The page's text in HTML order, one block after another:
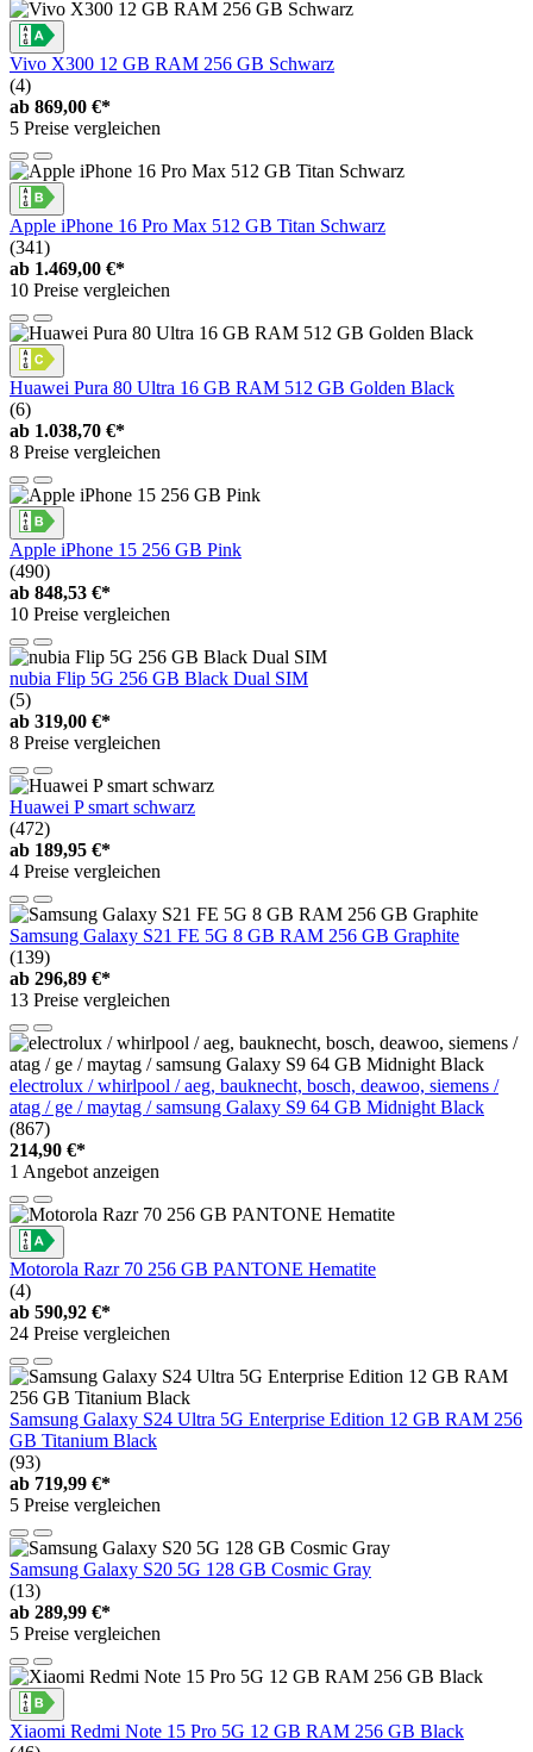
Vivo X300 12 GB RAM 256 GB Schwarz
(4)
ab 869,00 €*
5 Preise vergleichen
Apple iPhone 16 Pro Max 512 GB Titan Schwarz
(341)
ab 1.469,00 €*
10 Preise vergleichen
Huawei Pura 80 Ultra 16 GB RAM 512 GB Golden Black
(6)
ab 1.038,70 €*
8 Preise vergleichen
Apple iPhone 15 256 GB Pink
(490)
ab 848,53 €*
10 Preise vergleichen
nubia Flip 5G 256 GB Black Dual SIM
(5)
ab 319,00 €*
8 Preise vergleichen
Huawei P smart schwarz
(472)
ab 189,95 €*
4 Preise vergleichen
Samsung Galaxy S21 FE 5G 8 GB RAM 256 GB Graphite
(139)
ab 296,89 €*
13 Preise vergleichen
electrolux / whirlpool / aeg, bauknecht, bosch, deawoo, siemens /
atag / ge / maytag / samsung Galaxy S9 64 GB Midnight Black
(867)
214,90 €*
1 Angebot anzeigen
Motorola Razr 70 256 GB PANTONE Hematite
(4)
ab 590,92 €*
24 Preise vergleichen
Samsung Galaxy S24 Ultra 5G Enterprise Edition 12 GB RAM 256
GB Titanium Black
(93)
ab 719,99 €*
5 Preise vergleichen
Samsung Galaxy S20 5G 128 GB Cosmic Gray
(13)
ab 289,99 €*
5 Preise vergleichen
Xiaomi Redmi Note 15 Pro 5G 12 GB RAM 256 GB Black